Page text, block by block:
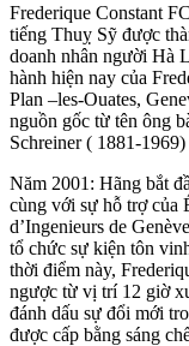
Frederique Constant
tiếng Thuỵ Sỹ được
doanh nhân người Hà
hành hiện nay của
Plan –les-Ouates,
nguồn gốc từ tên ông
Schreiner ( 1881-
Năm 2001: Hãng bắt
cùng với sự hỗ trợ của
d’Ingenieurs de
tổ chức sự kiện tôn
thời điểm này,
ngược từ vị trí 12 giờ
đánh dấu sự đổi mới
được cấp bằng sáng